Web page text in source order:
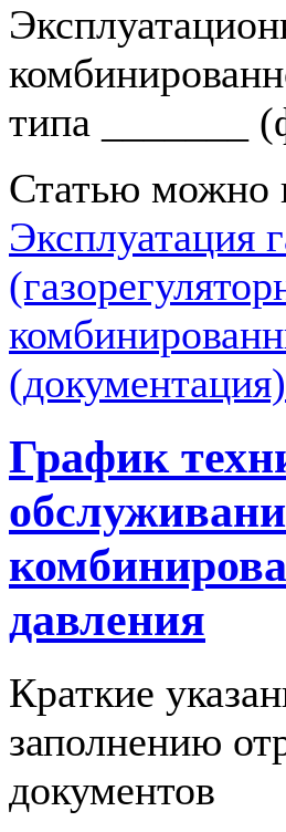
типа _______
Статью можно
Эксплуатация
(документация)
График
давления
Краткие
заполнению
документов